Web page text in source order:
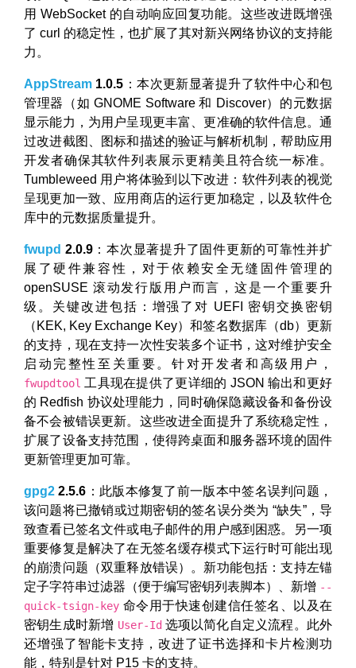
用 WebSocket 的自动响应回复功能。这些改进既增强
了 curl 的稳定性，也扩展了其对新兴网络协议的支持能
力。
AppStream 1.0.5 ：本次更新显著提升了软件中心和包
管理器（如 GNOME Software 和 Discover）的元数据
显示能力，为用户呈现更丰富、更准确的软件信息。通
过改进截图、图标和描述的验证与解析机制，帮助应用
开发者确保其软件列表展示更精美且符合统一标准。
Tumbleweed 用户将体验到以下改进：软件列表的视觉
呈现更加一致、应用商店的运行更加稳定，以及软件仓
库中的元数据质量提升。
fwupd 2.0.9：本次显著提升了固件更新的可靠性并扩
展了硬件兼容性，对于依赖安全无缝固件管理的
openSUSE 滚动发行版用户而言，这是一个重要升
级。关键改进包括：增强了对 UEFI 密钥交换密钥
（KEK, Key Exchange Key）和签名数据库（db）更新
的支持，现在支持一次性安装多个证书，这对维护安全
启动完整性至关重要。针对开发者和高级用户，
fwupdtool 工具现在提供了更详细的 JSON 输出和更好
的 Redfish 协议处理能力，同时确保隐藏设备和备份设
备不会被错误更新。这些改进全面提升了系统稳定性，
扩展了设备支持范围，使得跨桌面和服务器环境的固件
更新管理更加可靠。
gpg2 2.5.6 ：此版本修复了前一版本中签名误判问题，
该问题将已撤销或过期密钥的签名误分类为 “缺失”，导
致查看已签名文件或电子邮件的用户感到困惑。另一项
重要修复是解决了在无签名缓存模式下运行时可能出现
的崩溃问题（双重释放错误）。新功能包括：支持左锚
定子字符串过滤器（便于编写密钥列表脚本）、新增 --
quick-tsign-key 命令用于快速创建信任签名、以及在
密钥生成时新增 User-Id选项以简化自定义流程。此外
还增强了智能卡支持，改进了证书选择和卡片检测功
能，特别是针对 P15 卡的支持。